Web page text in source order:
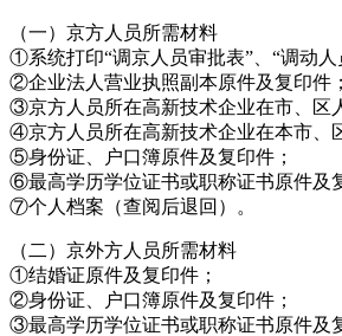
（一）京方人员所需材料
①系统打印“调京人员审批表”、“调动人
②企业法人营业执照副本原件及复印件；
③京方人员所在高新技术企业在市、区
④京方人员所在高新技术企业在本市、
⑤身份证、户口簿原件及复印件；
⑥最高学历学位证书或职称证书原件及
⑦个人档案（查阅后退回）。
（二）京外方人员所需材料
①结婚证原件及复印件；
②身份证、户口簿原件及复印件；
③最高学历学位证书或职称证书原件及